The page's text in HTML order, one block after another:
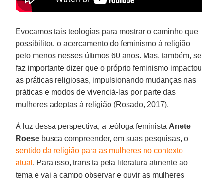
Evocamos tais teologias para mostrar o caminho que
possibilitou o acercamento do feminismo à religião
pelo menos nesses últimos 60 anos. Mas, também, se
faz importante dizer que o próprio feminismo impactou
as práticas religiosas, impulsionando mudanças nas
práticas e modos de vivenciá-las por parte das
mulheres adeptas à religião (Rosado, 2017).
À luz dessa perspectiva, a teóloga feminista Anete
Roese busca compreender, em suas pesquisas, o
sentido da religião para as mulheres no contexto
atual . Para isso, transita pela literatura atinente ao
tema e vai a campo observar e ouvir as mulheres